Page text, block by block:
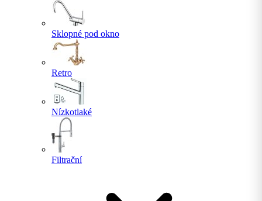
Sklopné pod okno
Retro
Nízkotlaké
Filtrační